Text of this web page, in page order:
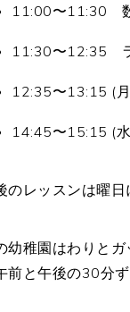
11:00〜11:30
11:30〜12:35
12:35〜13:15 (
14:45〜15:15 (
のレッスンは曜日
幼稚園はわりと
前と午後の30分